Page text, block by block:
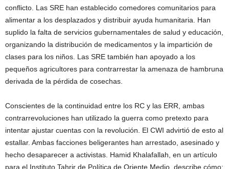
conflicto. Las SRE han establecido comedores comunitarios para
alimentar a los desplazados y distribuir ayuda humanitaria. Han
suplido la falta de servicios gubernamentales de salud y educación,
organizando la distribución de medicamentos y la impartición de
clases para los niños. Las SRE también han apoyado a los
pequeños agricultores para contrarrestar la amenaza de hambruna
derivada de la pérdida de cosechas.
Conscientes de la continuidad entre los RC y las ERR, ambas
contrarrevoluciones han utilizado la guerra como pretexto para
intentar ajustar cuentas con la revolución. El CWI advirtió de esto al
estallar. Ambas facciones beligerantes han arrestado, asesinado y
hecho desaparecer a activistas. Hamid Khalafallah, en un artículo
para el Instituto Tahrir de Política de Oriente Medio, describe cómo: